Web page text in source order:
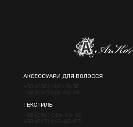
АКСЕССУАРИ ДЛЯ ВОЛОССЯ
+38 (050) 490-13-30
+38 (097) 538-46-94
ТЕКСТИЛЬ
+38 (050) 066-06-30
+38 (067) 462-68-83